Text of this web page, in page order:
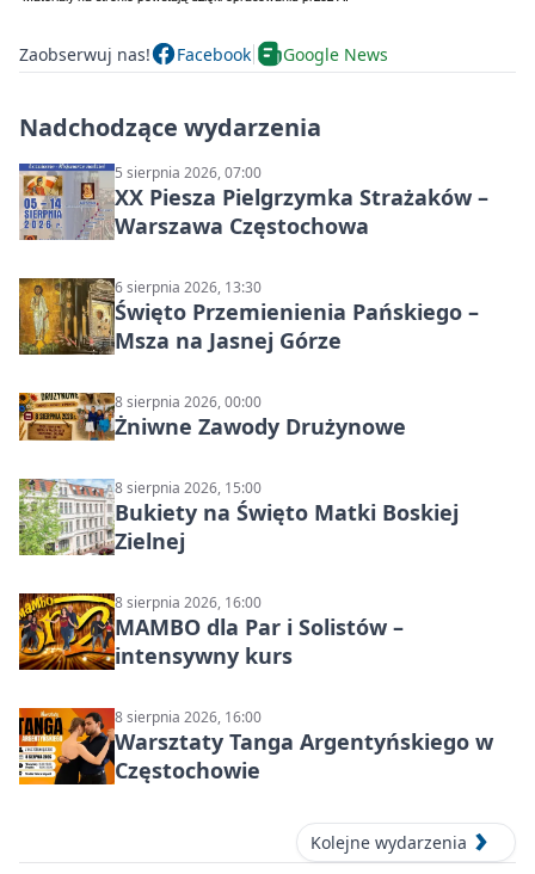
Zaobserwuj nas! Facebook Google News
Nadchodzące wydarzenia
5 sierpnia 2026, 07:00
XX Piesza Pielgrzymka Strażaków –
Warszawa Częstochowa
6 sierpnia 2026, 13:30
Święto Przemienienia Pańskiego –
Msza na Jasnej Górze
8 sierpnia 2026, 00:00
Żniwne Zawody Drużynowe
8 sierpnia 2026, 15:00
Bukiety na Święto Matki Boskiej
Zielnej
8 sierpnia 2026, 16:00
MAMBO dla Par i Solistów –
intensywny kurs
8 sierpnia 2026, 16:00
Warsztaty Tanga Argentyńskiego w
Częstochowie
Kolejne wydarzenia